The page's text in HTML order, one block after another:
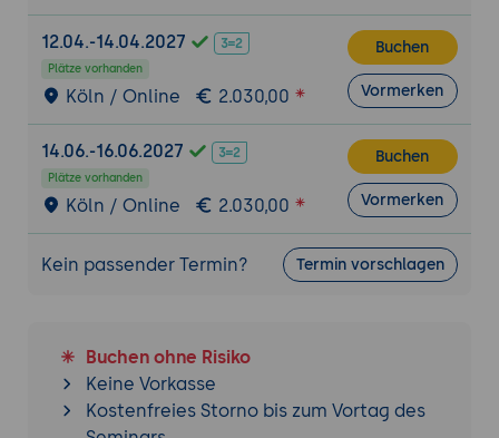
Abschlussübung
Die Teilnehmenden erstellen ein
vollständiges Brandwatch-Dashboard für
ein definiertes Marken- oder
Branchenthema, analysieren die
Ergebnisse und leiten daraus konkrete
Handlungsempfehlungen ab.
12.04.-14.04.2027
Plätze vorhanden
Köln / Online 2.030,00
Buchen
Vormerken
14.06.-16.06.2027
Plätze vorhanden
Köln / Online 2.030,00
Buchen
Vormerken
Kein passender Termin? Termin vorschlagen
Buchen ohne Risiko
Keine Vorkasse
Kostenfreies Storno bis zum Vortag des